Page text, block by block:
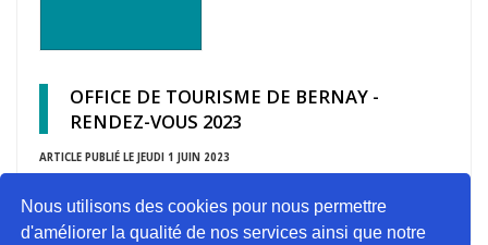
Nous utilisons des cookies pour nous permettre
d'améliorer la qualité de nos services ainsi que notre
OFFICE DE TOURISME DE BERNAY -
RENDEZ-VOUS 2023
ARTICLE PUBLIÉ LE JEUDI 1 JUIN 2023
EN SAVOIR +